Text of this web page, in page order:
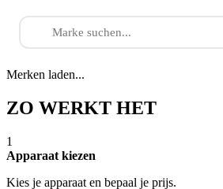
Merken laden...
ZO WERKT HET
1
Apparaat kiezen
Kies je apparaat en bepaal je prijs.